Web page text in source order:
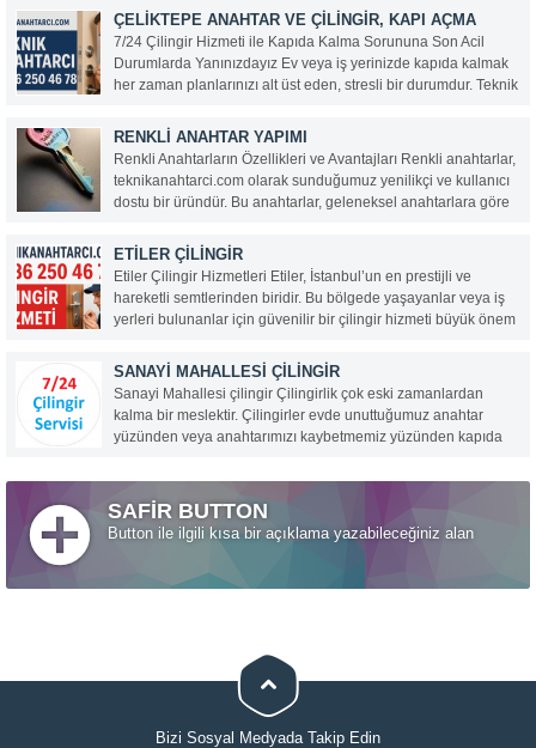
ve zaman geçirdiği bu ilçede, güvenlik ve acil ihtiyaçlar da
büyük önem taşıyor. Anahtarınızı evde...
ÇELIKTEPE ANAHTAR VE ÇILINGIR, KAPI AÇMA
7/24 Çilingir Hizmeti ile Kapıda Kalma Sorununa Son Acil
Durumlarda Yanınızdayız Ev veya iş yerinizde kapıda kalmak
her zaman planlarınızı alt üst eden, stresli bir durumdur. Teknik
hizmet sunuyoruz. 0536 250...
RENKLI ANAHTAR YAPIMI
Renkli Anahtarların Özellikleri ve Avantajları Renkli anahtarlar,
teknikanahtarci.com olarak sunduğumuz yenilikçi ve kullanıcı
dostu bir üründür. Bu anahtarlar, geleneksel anahtarlara göre
açısından kullanıcıların beklentilerini karşılar. İşte renkli
anahtarların öne çıkan özellikleri:...
ETILER ÇILINGIR
Etiler Çilingir Hizmetleri Etiler, İstanbul’un en prestijli ve
hareketli semtlerinden biridir. Bu bölgede yaşayanlar veya iş
yerleri bulunanlar için güvenilir bir çilingir hizmeti büyük önem
hattıyla Etiler ve çevresinde 7/24 profesyonel...
SANAYI MAHALLESI ÇILINGIR
Sanayi Mahallesi çilingir Çilingirlik çok eski zamanlardan
kalma bir meslektir. Çilingirler evde unuttuğumuz anahtar
yüzünden veya anahtarımızı kaybetmemiz yüzünden kapıda
yakın ve en hızlı çilingiri çağırırız ve o da gelip kapımızı...
SAFİR BUTTON
Button ile ilgili kısa bir açıklama yazabileceğiniz alan
Bizi Sosyal Medyada Takip Edin